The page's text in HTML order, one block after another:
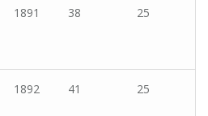
1891 38 25
1892 41 25